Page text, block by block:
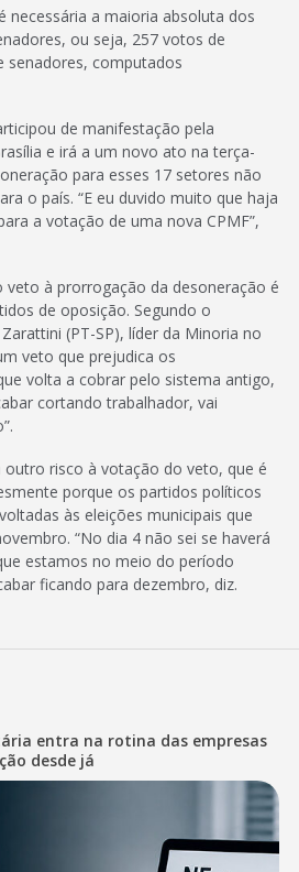
necessária a maioria absoluta dos
ou seja, 257 votos de
senadores, computados
de manifestação pela
e irá a um novo ato na terça-
para esses 17 setores não
o país. “E eu duvido muito que haja
a votação de uma nova CPMF”,
veto à prorrogação da desoneração é
de oposição. Segundo o
(PT-SP), líder da Minoria no
veto que prejudica os
volta a cobrar pelo sistema antigo,
cortando trabalhador, vai
risco à votação do veto, que é
porque os partidos políticos
às eleições municipais que
“No dia 4 não sei se haverá
estamos no meio do período
ficando para dezembro, diz.
entra na rotina das empresas
desde já